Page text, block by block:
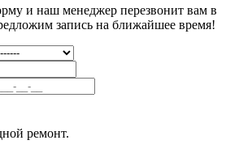
и наш менеджер перезвонит вам в
запись на ближайшее время!
ремонт.